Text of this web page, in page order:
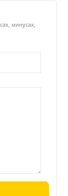
минусах,